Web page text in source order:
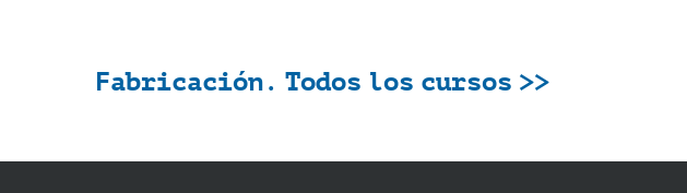
Fabricación. Todos los cursos >>